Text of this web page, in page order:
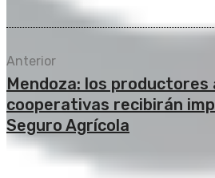
Anterior
Mendoza: los productores
cooperativas recibirán
Seguro Agrícola